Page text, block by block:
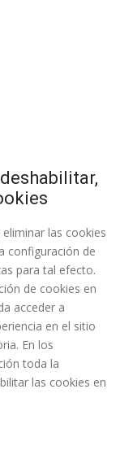
las cookies
configuración de
para tal efecto.
de cookies en
acceder a
en el sitio
En los
toda la
las cookies en